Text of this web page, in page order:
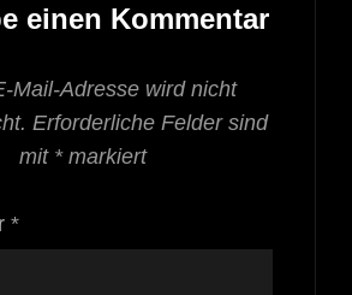
einen Kommentar
Mail-Adresse wird nicht
Erforderliche Felder sind
mit *markiert
*